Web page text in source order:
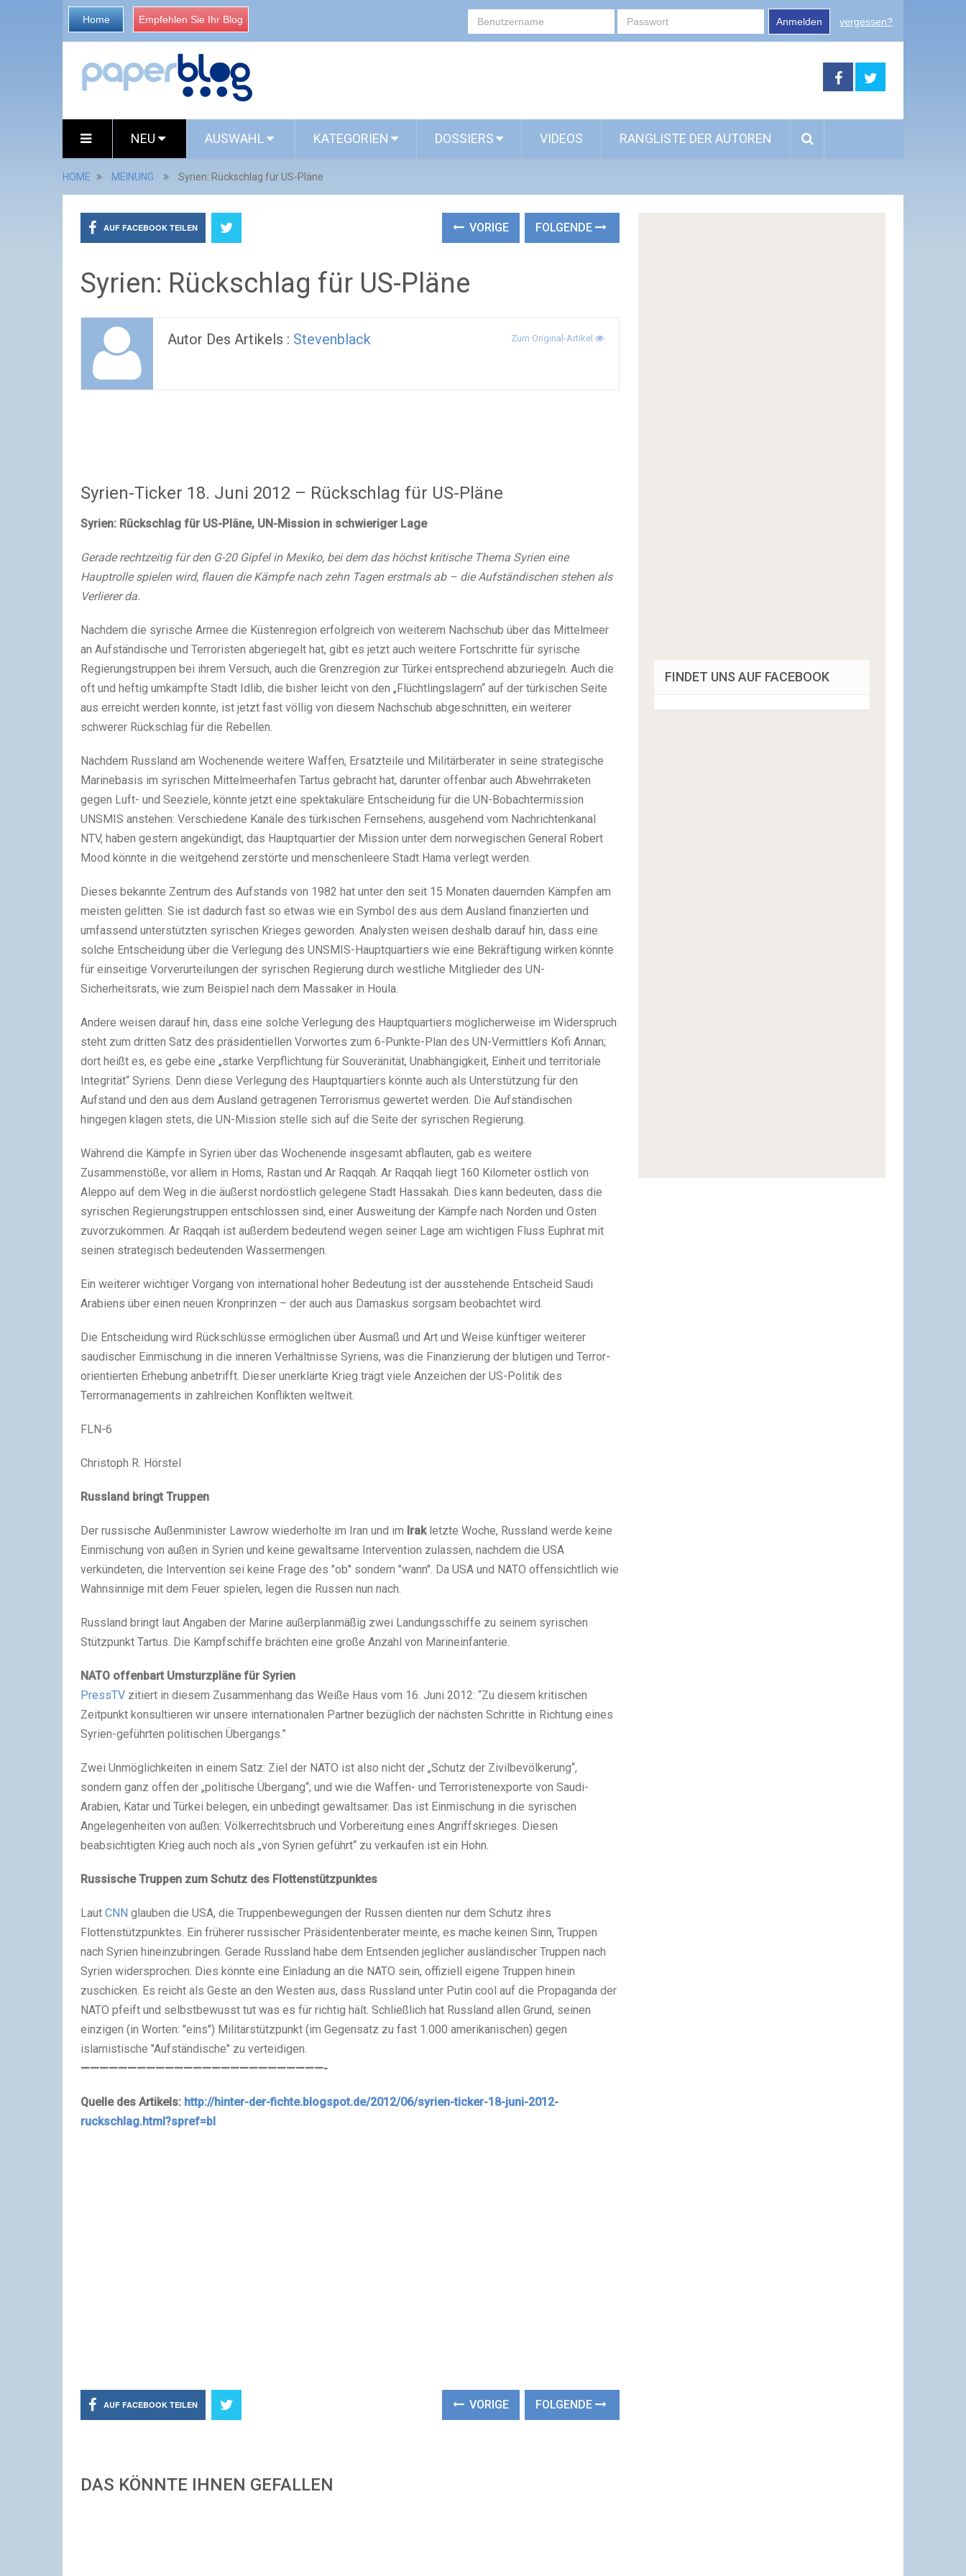
Home Empfehlen Sie Ihr Blog Anmelden vergessen?
NEU AUSWAHL KATEGORIEN DOSSIERS VIDEOS RANGLISTE DER AUTOREN
HOME MEINUNG Syrien: Rückschlag für US-Pläne
AUF FACEBOOK TEILEN VORIGE FOLGENDE
Syrien: Rückschlag für US-Pläne
Autor Des Artikels : Stevenblack Zum Original-Artikel
Syrien-Ticker 18. Juni 2012 – Rückschlag für US-Pläne
Syrien: Rückschlag für US-Pläne, UN-Mission in schwieriger Lage
Gerade rechtzeitig für den G-20 Gipfel in Mexiko, bei dem das höchst kritische Thema Syrien eine
Hauptrolle spielen wird, flauen die Kämpfe nach zehn Tagen erstmals ab – die Aufständischen stehen als
Verlierer da.
Nachdem die syrische Armee die Küstenregion erfolgreich von weiterem Nachschub über das Mittelmeer
an Aufständische und Terroristen abgeriegelt hat, gibt es jetzt auch weitere Fortschritte für syrische
Regierungstruppen bei ihrem Versuch, auch die Grenzregion zur Türkei entsprechend abzuriegeln. Auch die
oft und heftig umkämpfte Stadt Idlib, die bisher leicht von den „Flüchtlingslagern“ auf der türkischen Seite
aus erreicht werden konnte, ist jetzt fast völlig von diesem Nachschub abgeschnitten, ein weiterer
schwerer Rückschlag für die Rebellen.
Nachdem Russland am Wochenende weitere Waffen, Ersatzteile und Militärberater in seine strategische
Marinebasis im syrischen Mittelmeerhafen Tartus gebracht hat, darunter offenbar auch Abwehrraketen
gegen Luft- und Seeziele, könnte jetzt eine spektakuläre Entscheidung für die UN-Bobachtermission
UNSMIS anstehen: Verschiedene Kanäle des türkischen Fernsehens, ausgehend vom Nachrichtenkanal
NTV, haben gestern angekündigt, das Hauptquartier der Mission unter dem norwegischen General Robert
Mood könnte in die weitgehend zerstörte und menschenleere Stadt Hama verlegt werden.
Dieses bekannte Zentrum des Aufstands von 1982 hat unter den seit 15 Monaten dauernden Kämpfen am
meisten gelitten. Sie ist dadurch fast so etwas wie ein Symbol des aus dem Ausland finanzierten und
umfassend unterstützten syrischen Krieges geworden. Analysten weisen deshalb darauf hin, dass eine
solche Entscheidung über die Verlegung des UNSMIS-Hauptquartiers wie eine Bekräftigung wirken könnte
für einseitige Vorverurteilungen der syrischen Regierung durch westliche Mitglieder des UN-
Sicherheitsrats, wie zum Beispiel nach dem Massaker in Houla.
Andere weisen darauf hin, dass eine solche Verlegung des Hauptquartiers möglicherweise im Widerspruch
steht zum dritten Satz des präsidentiellen Vorwortes zum 6-Punkte-Plan des UN-Vermittlers Kofi Annan;
dort heißt es, es gebe eine „starke Verpflichtung für Souveränität, Unabhängigkeit, Einheit und territoriale
Integrität“ Syriens. Denn diese Verlegung des Hauptquartiers könnte auch als Unterstützung für den
Aufstand und den aus dem Ausland getragenen Terrorismus gewertet werden. Die Aufständischen
hingegen klagen stets, die UN-Mission stelle sich auf die Seite der syrischen Regierung.
Während die Kämpfe in Syrien über das Wochenende insgesamt abflauten, gab es weitere
Zusammenstöße, vor allem in Homs, Rastan und Ar Raqqah. Ar Raqqah liegt 160 Kilometer östlich von
Aleppo auf dem Weg in die äußerst nordöstlich gelegene Stadt Hassakah. Dies kann bedeuten, dass die
syrischen Regierungstruppen entschlossen sind, einer Ausweitung der Kämpfe nach Norden und Osten
zuvorzukommen. Ar Raqqah ist außerdem bedeutend wegen seiner Lage am wichtigen Fluss Euphrat mit
seinen strategisch bedeutenden Wassermengen.
Ein weiterer wichtiger Vorgang von international hoher Bedeutung ist der ausstehende Entscheid Saudi
Arabiens über einen neuen Kronprinzen – der auch aus Damaskus sorgsam beobachtet wird.
Die Entscheidung wird Rückschlüsse ermöglichen über Ausmaß und Art und Weise künftiger weiterer
saudischer Einmischung in die inneren Verhältnisse Syriens, was die Finanzierung der blutigen und Terror-
orientierten Erhebung anbetrifft. Dieser unerklärte Krieg trägt viele Anzeichen der US-Politik des
Terrormanagements in zahlreichen Konflikten weltweit.
FLN-6
Christoph R. Hörstel
Russland bringt Truppen
Der russische Außenminister Lawrow wiederholte im Iran und im Irakletzte Woche, Russland werde keine
Einmischung von außen in Syrien und keine gewaltsame Intervention zulassen, nachdem die USA
verkündeten, die Intervention sei keine Frage des "ob" sondern "wann". Da USA und NATO offensichtlich wie
Wahnsinnige mit dem Feuer spielen, legen die Russen nun nach.
Russland bringt laut Angaben der Marine außerplanmäßig zwei Landungsschiffe zu seinem syrischen
Stützpunkt Tartus. Die Kampfschiffe brächten eine große Anzahl von Marineinfanterie.
NATO offenbart Umsturzpläne für Syrien
PressTV zitiert in diesem Zusammenhang das Weiße Haus vom 16. Juni 2012: “Zu diesem kritischen
Zeitpunkt konsultieren wir unsere internationalen Partner bezüglich der nächsten Schritte in Richtung eines
Syrien-geführten politischen Übergangs.”
Zwei Unmöglichkeiten in einem Satz: Ziel der NATO ist also nicht der „Schutz der Zivilbevölkerung“,
sondern ganz offen der „politische Übergang“; und wie die Waffen- und Terroristenexporte von Saudi-
Arabien, Katar und Türkei belegen, ein unbedingt gewaltsamer. Das ist Einmischung in die syrischen
Angelegenheiten von außen: Völkerrechtsbruch und Vorbereitung eines Angriffskrieges. Diesen
beabsichtigten Krieg auch noch als „von Syrien geführt“ zu verkaufen ist ein Hohn.
Russische Truppen zum Schutz des Flottenstützpunktes
Laut CNN glauben die USA, die Truppenbewegungen der Russen dienten nur dem Schutz ihres
Flottenstützpunktes. Ein früherer russischer Präsidentenberater meinte, es mache keinen Sinn, Truppen
nach Syrien hineinzubringen. Gerade Russland habe dem Entsenden jeglicher ausländischer Truppen nach
Syrien widersprochen. Dies könnte eine Einladung an die NATO sein, offiziell eigene Truppen hinein
zuschicken. Es reicht als Geste an den Westen aus, dass Russland unter Putin cool auf die Propaganda der
NATO pfeift und selbstbewusst tut was es für richtig hält. Schließlich hat Russland allen Grund, seinen
einzigen (in Worten: "eins") Militärstützpunkt (im Gegensatz zu fast 1.000 amerikanischen) gegen
islamistische "Aufständische" zu verteidigen.
——————————————————————————-
Quelle des Artikels: http://hinter-der-fichte.blogspot.de/2012/06/syrien-ticker-18-juni-2012-
ruckschlag.html?spref=bl
AUF FACEBOOK TEILEN VORIGE FOLGENDE
DAS KÖNNTE IHNEN GEFALLEN
FINDET UNS AUF FACEBOOK